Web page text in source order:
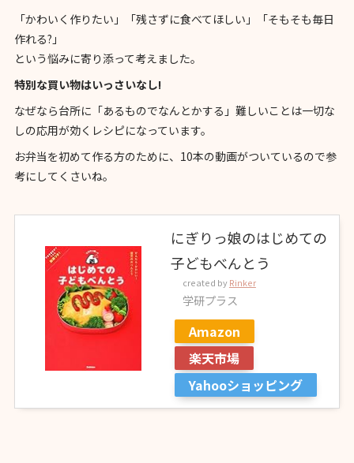
「かわいく作りたい」「残さずに食べてほしい」「そもそも毎日
作れる?」
という悩みに寄り添って考えました。
特別な買い物はいっさいなし!
なぜなら台所に「あるものでなんとかする」難しいことは一切な
しの応用が効くレシピになっています。
お弁当を初めて作る方のために、10本の動画がついているので参
考にしてくさいね。
にぎりっ娘のはじめての
子どもべんとう
created by Rinker
学研プラス
Amazon
楽天市場
Yahooショッピング